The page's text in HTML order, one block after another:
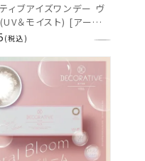
ィブアイズワンデー ヴ
＆モイスト) [アーモ
ジュ][10枚入]
税込